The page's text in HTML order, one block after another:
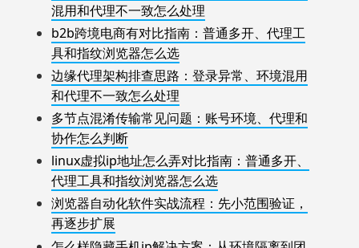
混用和代理不一致怎么处理
b2b跨境电商有对比指南：普通多开、代理工
具和指纹浏览器怎么选
边缘代理架构排查思路：登录异常、环境混用
和代理不一致怎么处理
多节点混淆传输常见问题：账号环境、代理和
协作怎么判断
linux虚拟ip地址怎么弄对比指南：普通多开、
代理工具和指纹浏览器怎么选
浏览器自动化软件实战流程：先小范围验证，
再逐步扩展